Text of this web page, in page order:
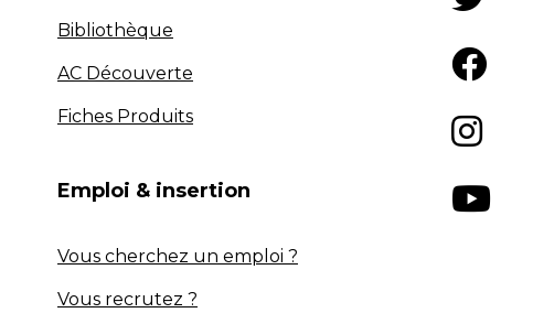
Bibliothèque
AC Découverte
Fiches Produits
Emploi & insertion
Vous cherchez un emploi ?
Vous recrutez ?